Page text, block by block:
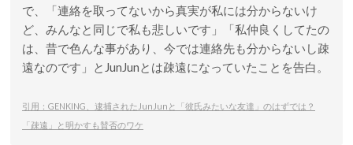
で、「連絡を取ってないから真実が私には分からないけ
ど、みんなと同じで私も悲しいです」「私仲良くしてたの
は、昔で色んな事があり、今では連絡先も分からないし疎
遠なのです」とJunJunとは疎遠になっていたことを告白。
引用：GENKING、逮捕されたJunJunと「彼氏みたいな友達」のはずでは？
「疎遠」と明かすも賛否のワケ